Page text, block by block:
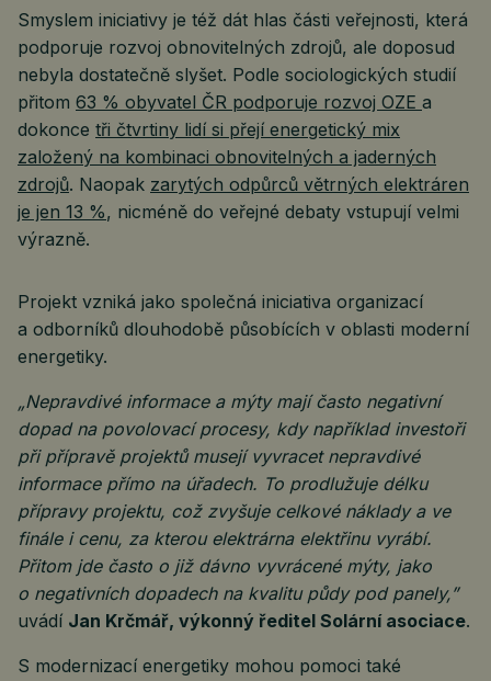
Smyslem iniciativy je též dát hlas části veřejnosti, která
podporuje rozvoj obnovitelných zdrojů, ale doposud
nebyla dostatečně slyšet. Podle sociologických studií
přitom 63 % obyvatel ČR podporuje rozvoj OZE a
dokonce tři čtvrtiny lidí si přejí energetický mix
založený na kombinaci obnovitelných a jaderných
zdrojů. Naopak zarytých odpůrců větrných elektráren
je jen 13 %, nicméně do veřejné debaty vstupují velmi
výrazně.
Projekt vzniká jako společná iniciativa organizací
a odborníků dlouhodobě působících v oblasti moderní
energetiky.
„Nepravdivé informace a mýty mají často negativní
dopad na povolovací procesy, kdy například investoři
při přípravě projektů musejí vyvracet nepravdivé
informace přímo na úřadech. To prodlužuje délku
přípravy projektu, což zvyšuje celkové náklady a ve
finále i cenu, za kterou elektrárna elektřinu vyrábí.
Přitom jde často o již dávno vyvrácené mýty, jako
o negativních dopadech na kvalitu půdy pod panely,”
uvádí Jan Krčmář, výkonný ředitel Solární asociace.
S modernizací energetiky mohou pomoci také